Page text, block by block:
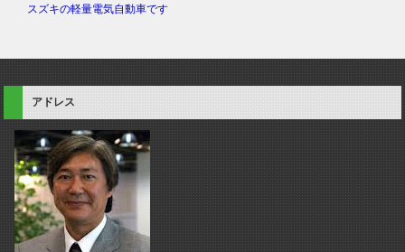
スズキの軽量電気自動車です
アドレス